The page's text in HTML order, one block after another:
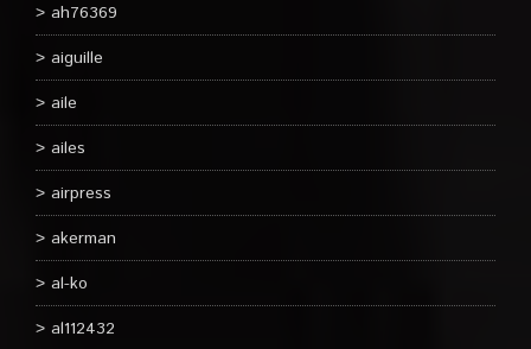
ah76369
aiguille
aile
ailes
airpress
akerman
al-ko
al112432